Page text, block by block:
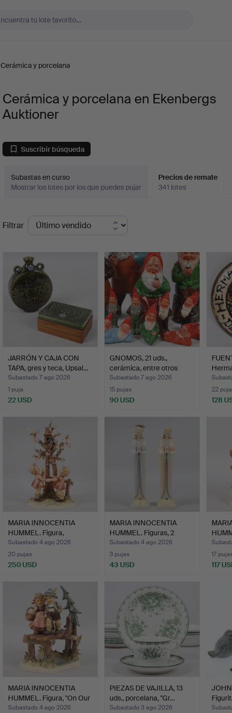
Cerámica y porcelana
Cerámica y porcelana en Ekenbergs
Auktioner
Suscribir búsqueda
Subastas en curso
Mostrar los lotes por los que puedes pujar
Precios de remate
341 lotes
Precios
de
Filtrar
JARRÓN Y CAJA CON
TAPA, gres y teca, Upsal…
Subastado 7 ago 2026
1 puja
22 USD
GNOMOS, 21 uds.,
cerámica, entre otros
Grä…
Subastado 7 ago 2026
15 pujas
90 USD
22
128
MARIA INNOCENTIA
HUMMEL. Figura,
"Welcome …
Subastado 4 ago 2026
20 pujas
250 USD
MARIA INNOCENTIA
HUMMEL. Figuras, 2
piezas…
Subastado 4 ago 2026
3 pujas
43 USD
W…
17
117
MARIA INNOCENTIA
HUMMEL. Figura, "On Our
W…
Subastado 4 ago 2026
PIEZAS DE VAJILLA, 13
uds., porcelana, "Gr…
Subastado 3 ago 2026